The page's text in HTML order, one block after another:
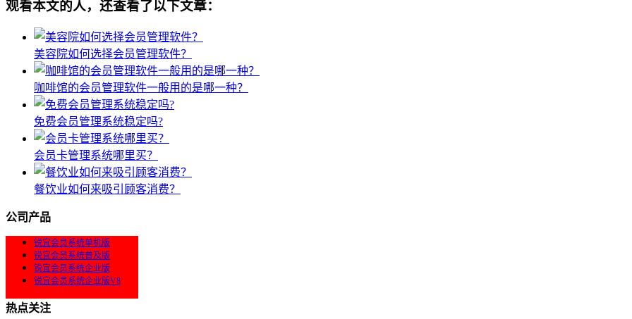
观看本文的人，还查看了以下文章：
美容院如何选择会员管理软件？
咖啡馆的会员管理软件一般用的是哪一种？
免费会员管理系统稳定吗?
会员卡管理系统哪里买？
餐饮业如何来吸引顾客消费？
公司产品
锐宜会员系统单机版
锐宜会员系统普及版
锐宜会员系统企业版
锐宜会员系统企业版V8
热点关注